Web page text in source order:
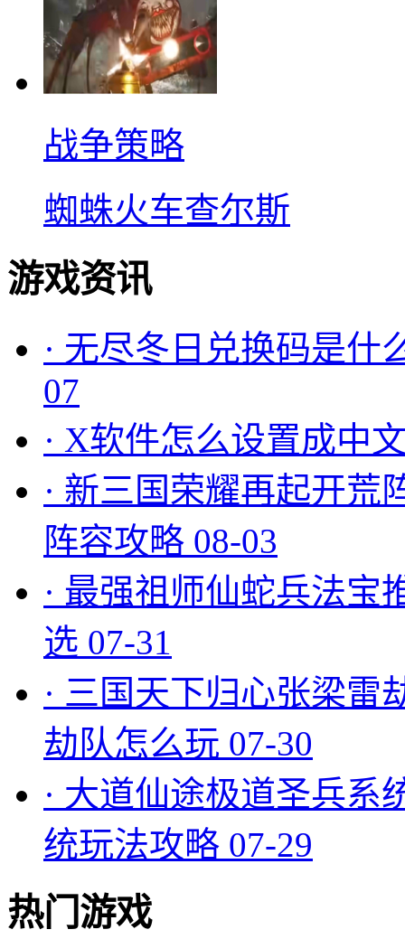
战争策略
蜘蛛火车查尔斯
游戏资讯
· 无尽冬日兑换码是什
07
· X软件怎么设置成中
· 新三国荣耀再起开荒
阵容攻略 08-03
· 最强祖师仙蛇兵法宝
选 07-31
· 三国天下归心张梁雷
劫队怎么玩 07-30
· 大道仙途极道圣兵系
统玩法攻略 07-29
热门游戏